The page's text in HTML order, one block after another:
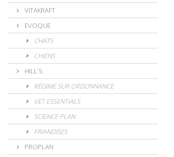
VITAKRAFT
EVOQUE
CHATS
CHIENS
HILL´S
RÉGIME SUR ORDONNANCE
VET ESSENTIALS
SCIENCE PLAN
FRIANDISES
PROPLAN